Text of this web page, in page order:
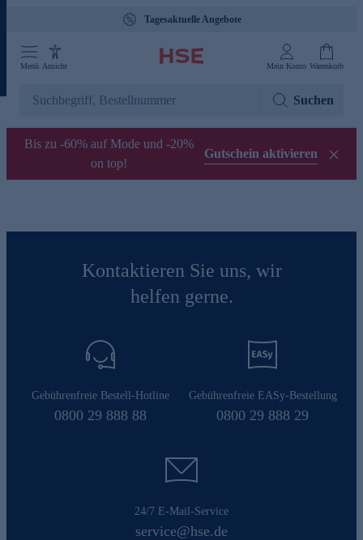
Tagesaktuelle Angebote
Menü Ansicht Mein Konto Warenkorb
Suchen
Bis zu -60% auf Mode und -20%
on top!
Gutschein aktivieren
Kontaktieren Sie uns, wir
helfen gerne.
Gebührenfreie Bestell-Hotline
0800 29 888 88
Gebührenfreie EASy-Bestellung
0800 29 888 29
24/7 E-Mail-Service
service@hse.de